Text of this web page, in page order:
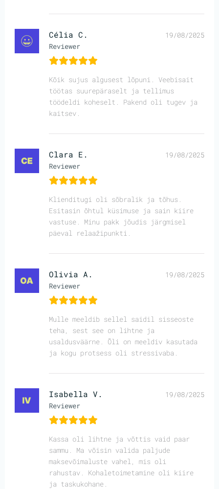
Célia C.
Reviewer
19/08/2025
Kõik sujus algusest lõpuni. Veebisait
töötas suurepäraselt ja tellimus
töödeldi koheselt. Pakend oli tugev ja
kaitsev.
Clara E.
Reviewer
19/08/2025
Klienditugi oli sõbralik ja tõhus.
Esitasin õhtul küsimuse ja sain kiire
vastuse. Minu pakk jõudis järgmisel
päeval relaažipunkti.
Olivia A.
Reviewer
19/08/2025
Mulle meeldib sellel saidil sisseoste
teha, sest see on lihtne ja
usaldusväärne. Õli on meeldiv kasutada
ja kogu protsess oli stressivaba.
Isabella V.
Reviewer
19/08/2025
Kassa oli lihtne ja võttis vaid paar
sammu. Ma võisin valida paljude
maksevõimaluste vahel, mis oli
rahustav. Kohaletoimetamine oli kiire
ja taskukohane.